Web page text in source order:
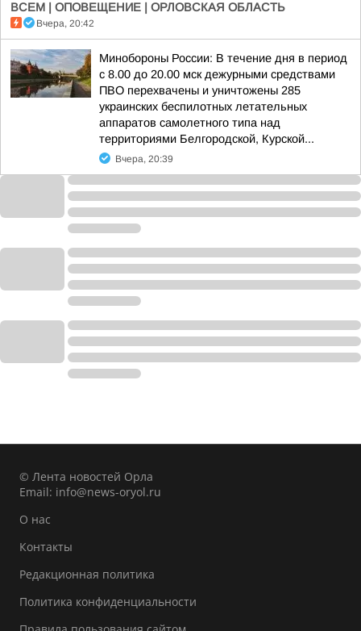
ВСЕМ | ОПОВЕЩЕНИЕ | ОРЛОВСКАЯ ОБЛАСТЬ
Вчера, 20:42
Минобороны России: В течение дня в период
с 8.00 до 20.00 мск дежурными средствами
ПВО перехвачены и уничтожены 285
украинских беспилотных летательных
аппаратов самолетного типа над
территориями Белгородской, Курской...
Вчера, 20:39
© Лента новостей Орла
Email: info@news-oryol.ru
О нас
Контакты
Редакционная политика
Политика конфиденциальности